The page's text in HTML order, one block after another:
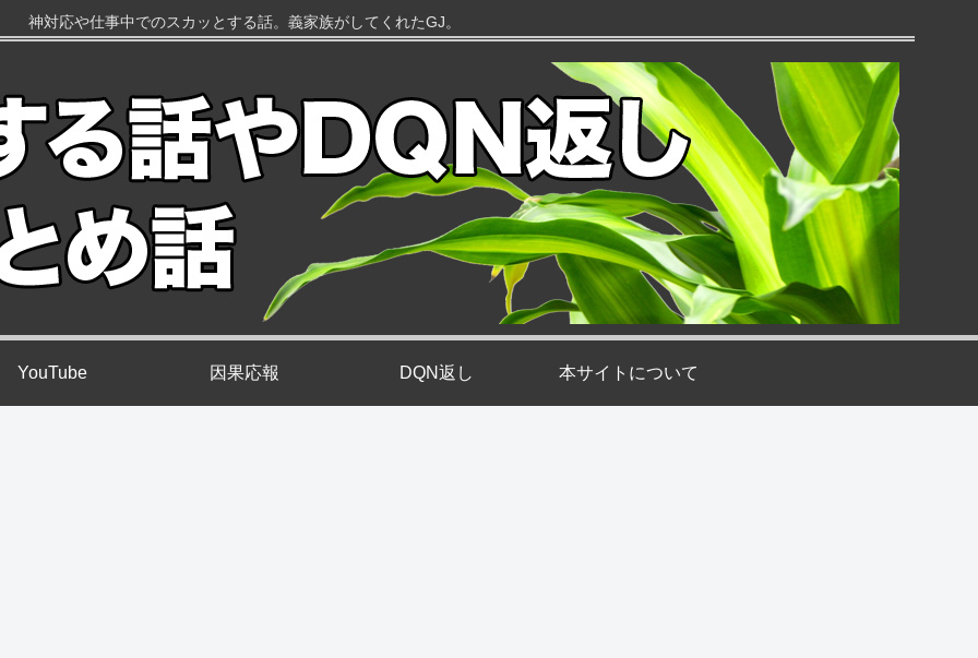
神対応や仕事中でのスカッとする話。義家族がしてくれたGJ。
YouTube 因果応報 DQN返し 本サイトについて